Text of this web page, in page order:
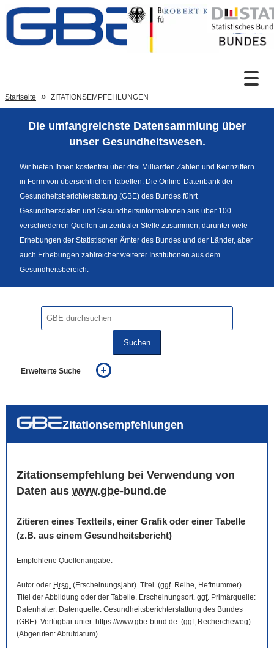
Zum Inhalt
Sprachumschaltung
Fußzeile
Startseite ZITATIONSEMPFEHLUNGEN
Die umfangreichste Datensammlung über
unser Gesundheitswesen.
Wir bieten Ihnen kostenfrei über drei Milliarden Zahlen und Kennziffern
in Form von übersichtlichen Tabellen. Die Online-Datenbank der
Gesundheitsberichterstattung (GBE) des Bundes führt
Gesundheitsdaten und Gesundheitsinformationen aus über 100
verschiedenen Quellen an zentraler Stelle zusammen, darunter viele
Erhebungen der Statistischen Ämter des Bundes und der Länder, aber
auch Erhebungen zahlreicher weiterer Institutionen aus dem
Gesundheitsbereich.
Suchen
Erweiterte Suche
auch in allen Texten suchen (Volltextsuche)
Zitationsempfehlungen
Zitationsempfehlung bei Verwendung von
Daten aus www.gbe-bund.de
Zitieren eines Textteils, einer Grafik oder einer Tabelle
(z.B. aus einem Gesundheitsbericht)
Empfohlene Quellenangabe:
Autor oder Hrsg. (Erscheinungsjahr). Titel. (ggf. Reihe, Heftnummer).
Titel der Abbildung oder der Tabelle. Erscheinungsort. ggf. Primärquelle:
Datenhalter. Datenquelle. Gesundheitsberichterstattung des Bundes
(GBE). Verfügbar unter: https://www.gbe-bund.de. (ggf. Rechercheweg).
(Abgerufen: Abrufdatum)